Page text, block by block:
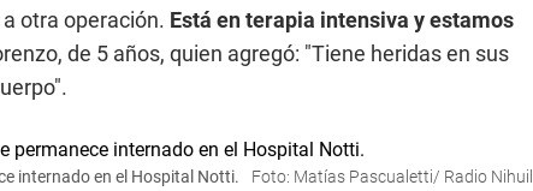
otra operación. Está en terapia intensiva y estamos
de 5 años, quien agregó: "Tiene heridas en sus
internado en el Hospital Notti. Foto: Matías Pascualetti/ Radio Nihuil